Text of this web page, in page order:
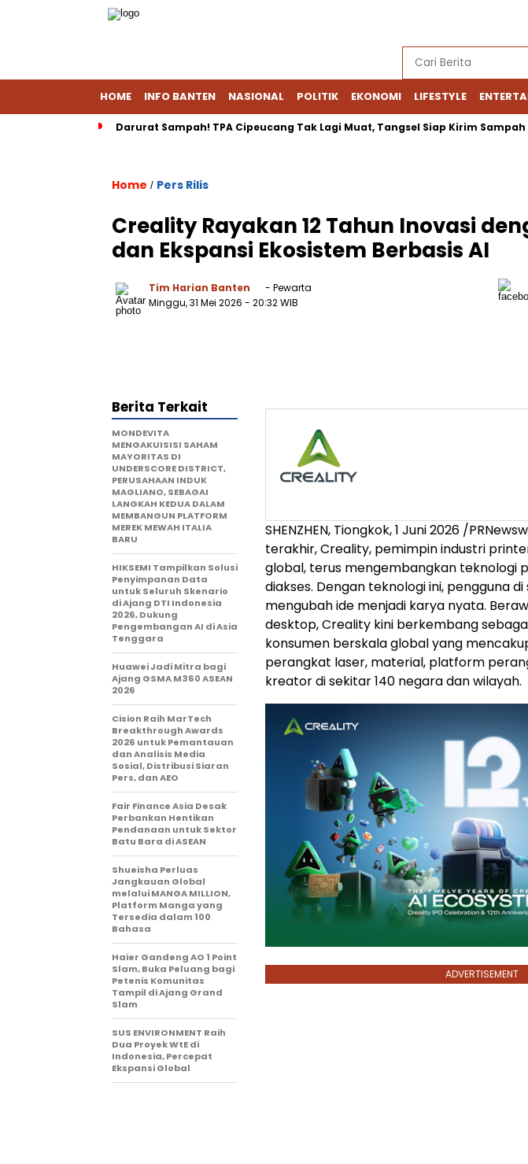
HOME INFO BANTEN NASIONAL POLITIK EKONOMI LIFESTYLE
Darurat Sampah! TPA Cipeucang Tak Lagi Muat, Tangsel Siap Kirim Sampah
Home / Pers Rilis
Creality Rayakan 12 Tahun Inovasi
dan Ekspansi Ekosistem Berbasis AI
Tim Harian Banten
- Pewarta
Minggu, 31 Mei 2026 - 20:32 WIB
SHENZHEN, Tiongkok, 1 Juni 2026 /
terakhir, Creality, pemimpin industri
global, terus mengembangkan teknologi
diakses. Dengan teknologi ini, pengguna
mengubah ide menjadi karya nyata.
desktop, Creality kini berkembang
konsumen berskala global yang
perangkat laser, material, platform
kreator di sekitar 140 negara dan wilayah.
ADVERTISEMENT
Berita Terkait
MONDEVITA
MENGAKUISISI SAHAM
MAYORITAS DI
UNDERSCORE DISTRICT,
PERUSAHAAN INDUK
MAGLIANO, SEBAGAI
LANGKAH KEDUA DALAM
MEMBANGUN PLATFORM
MEREK MEWAH ITALIA
BARU
HIKSEMI Tampilkan Solusi
Penyimpanan Data
untuk Seluruh Skenario
di Ajang DTI Indonesia
2026, Dukung
Pengembangan AI di Asia
Tenggara
Huawei Jadi Mitra bagi
Ajang GSMA M360 ASEAN
2026
Cision Raih MarTech
Breakthrough Awards
2026 untuk Pemantauan
dan Analisis Media
Sosial, Distribusi Siaran
Pers, dan AEO
Fair Finance Asia Desak
Perbankan Hentikan
Pendanaan untuk Sektor
Batu Bara di ASEAN
Shueisha Perluas
Jangkauan Global
melalui MANGA MILLION,
Platform Manga yang
Tersedia dalam 100
Bahasa
Haier Gandeng AO 1 Point
Slam, Buka Peluang bagi
Petenis Komunitas
Tampil di Ajang Grand
Slam
SUS ENVIRONMENT Raih
Dua Proyek WtE di
Indonesia, Percepat
Ekspansi Global